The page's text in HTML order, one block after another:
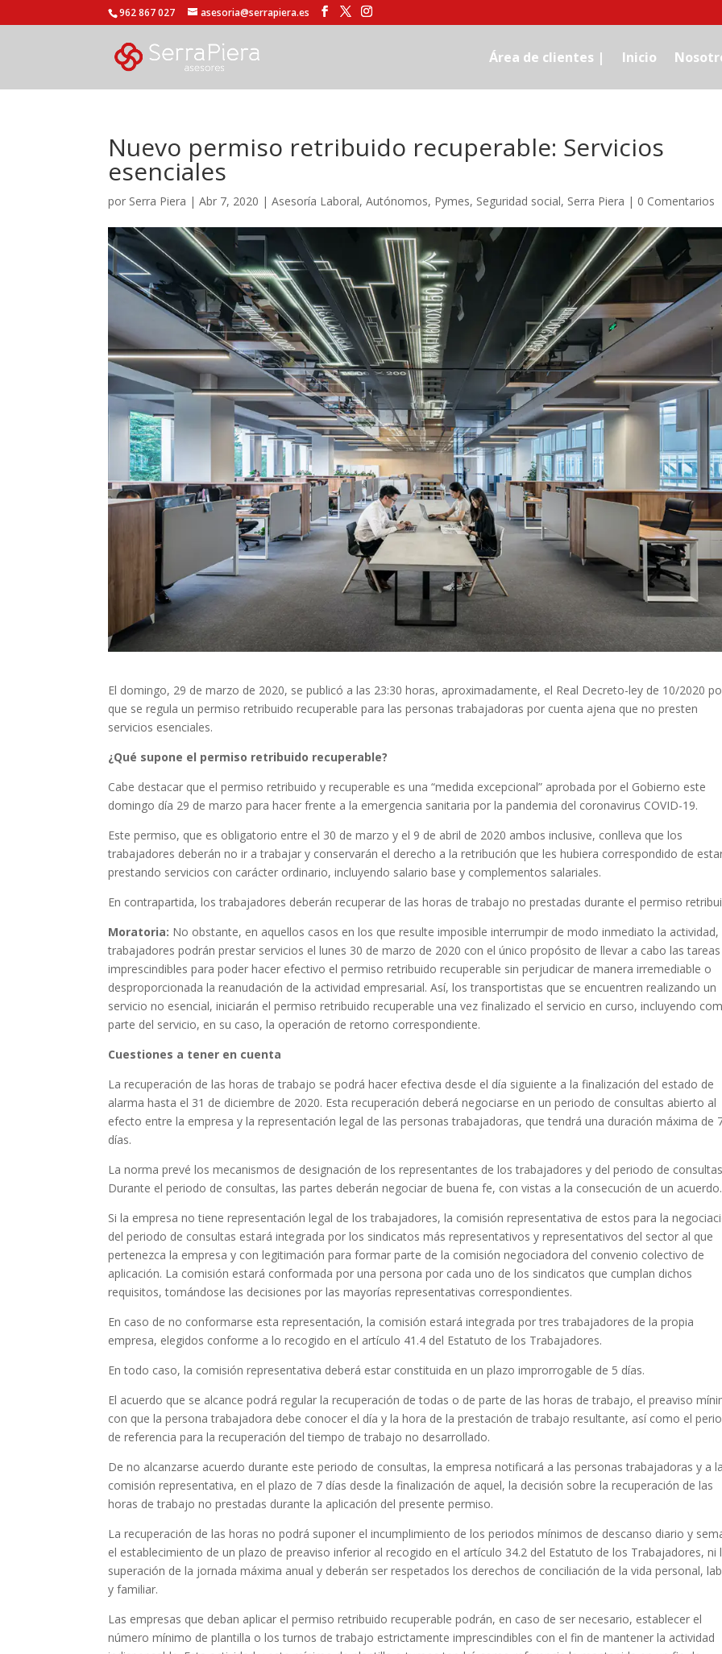
962 867 027 asesoria@serrapiera.es
Área de clientes | Inicio
Nuevo permiso retribuido recuperable: Servicios
esenciales
por Serra Piera |Abr 7, 2020 |Asesoría Laboral,Autónomos, Pymes, Seguridad social, Serra Piera | 0 Comentarios
El domingo, 29 de marzo de 2020, se publicó a las 23:30 horas, aproximadamente, el Real Decreto-ley de 10/2020
que se regula un permiso retribuido recuperable para las personas trabajadoras por cuenta ajena que no presten
servicios esenciales.
¿Qué supone el permiso retribuido recuperable?
Cabe destacar que el permiso retribuido y recuperable es una “medida excepcional” aprobada por el Gobierno este
domingo día 29 de marzo para hacer frente a la emergencia sanitaria por la pandemia del coronavirus COVID-19.
Este permiso, que es obligatorio entre el 30 de marzo y el 9 de abril de 2020 ambos inclusive, conlleva que los
trabajadores deberán no ir a trabajar y conservarán el derecho a la retribución que les hubiera correspondido de
prestando servicios con carácter ordinario, incluyendo salario base y complementos salariales.
En contrapartida, los trabajadores deberán recuperar de las horas de trabajo no prestadas durante el permiso
Moratoria: No obstante, en aquellos casos en los que resulte imposible interrumpir de modo inmediato la actividad,
trabajadores podrán prestar servicios el lunes 30 de marzo de 2020 con el único propósito de llevar a cabo las tareas
imprescindibles para poder hacer efectivo el permiso retribuido recuperable sin perjudicar de manera irremediable o
desproporcionada la reanudación de la actividad empresarial. Así, los transportistas que se encuentren realizando un
servicio no esencial, iniciarán el permiso retribuido recuperable una vez finalizado el servicio en curso, incluyendo
parte del servicio, en su caso, la operación de retorno correspondiente.
Cuestiones a tener en cuenta
La recuperación de las horas de trabajo se podrá hacer efectiva desde el día siguiente a la finalización del estado de
alarma hasta el 31 de diciembre de 2020. Esta recuperación deberá negociarse en un periodo de consultas abierto al
efecto entre la empresa y la representación legal de las personas trabajadoras, que tendrá una duración máxima de
días.
La norma prevé los mecanismos de designación de los representantes de los trabajadores y del periodo de
Durante el periodo de consultas, las partes deberán negociar de buena fe, con vistas a la consecución de un acuerdo.
Si la empresa no tiene representación legal de los trabajadores, la comisión representativa de estos para la
del periodo de consultas estará integrada por los sindicatos más representativos y representativos del sector al que
pertenezca la empresa y con legitimación para formar parte de la comisión negociadora del convenio colectivo de
aplicación. La comisión estará conformada por una persona por cada uno de los sindicatos que cumplan dichos
requisitos, tomándose las decisiones por las mayorías representativas correspondientes.
En caso de no conformarse esta representación, la comisión estará integrada por tres trabajadores de la propia
empresa, elegidos conforme a lo recogido en el artículo 41.4 del Estatuto de los Trabajadores.
En todo caso, la comisión representativa deberá estar constituida en un plazo improrrogable de 5 días.
El acuerdo que se alcance podrá regular la recuperación de todas o de parte de las horas de trabajo, el preaviso
con que la persona trabajadora debe conocer el día y la hora de la prestación de trabajo resultante, así como el
de referencia para la recuperación del tiempo de trabajo no desarrollado.
De no alcanzarse acuerdo durante este periodo de consultas, la empresa notificará a las personas trabajadoras y a
comisión representativa, en el plazo de 7 días desde la finalización de aquel, la decisión sobre la recuperación de las
horas de trabajo no prestadas durante la aplicación del presente permiso.
La recuperación de las horas no podrá suponer el incumplimiento de los periodos mínimos de descanso diario y
el establecimiento de un plazo de preaviso inferior al recogido en el artículo 34.2 del Estatuto de los Trabajadores, ni
superación de la jornada máxima anual y deberán ser respetados los derechos de conciliación de la vida personal,
y familiar.
Las empresas que deban aplicar el permiso retribuido recuperable podrán, en caso de ser necesario, establecer el
número mínimo de plantilla o los turnos de trabajo estrictamente imprescindibles con el fin de mantener la actividad